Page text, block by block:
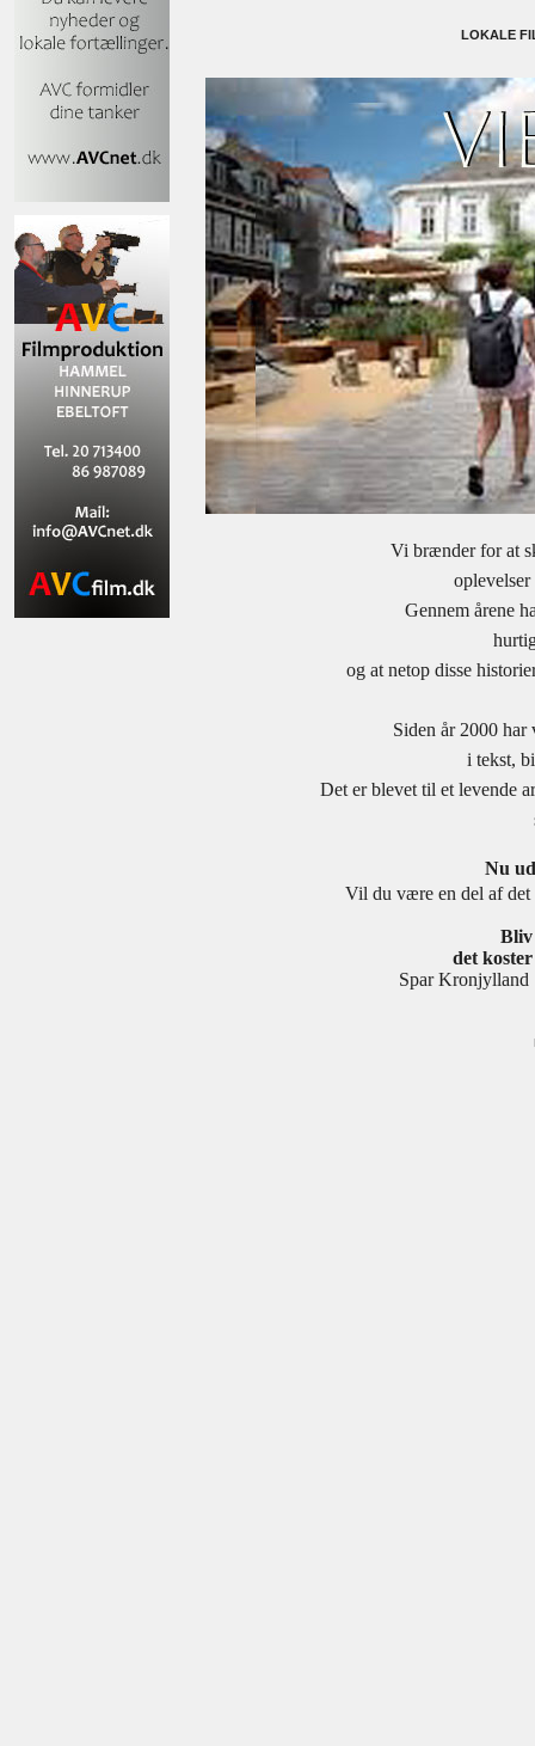
LOKALE
Vi brænder for at
Gennem årene
og at netop disse
Siden år 2000
i tekst,
Det er blevet til et levende
Nu
Vil du være en del af
Bliv
det
Spar